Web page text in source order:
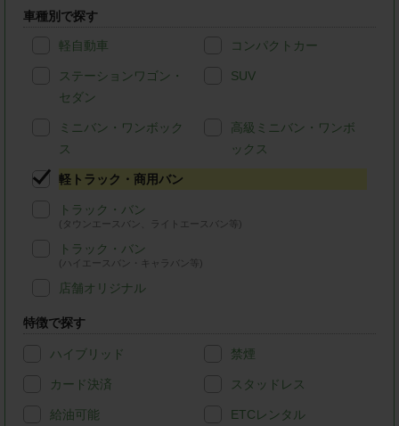
車種別で探す
軽自動車 コンパクトカー
ステーションワゴン・
セダン
SUV
ミニバン・ワンボック
ス
高級ミニバン・ワンボ
ックス
軽トラック・商用バン
トラック・バン
(タウンエースバン、ライトエースバン等)
トラック・バン
(ハイエースバン・キャラバン等)
店舗オリジナル
特徴で探す
ハイブリッド 禁煙
カード決済 スタッドレス
給油可能 ETCレンタル